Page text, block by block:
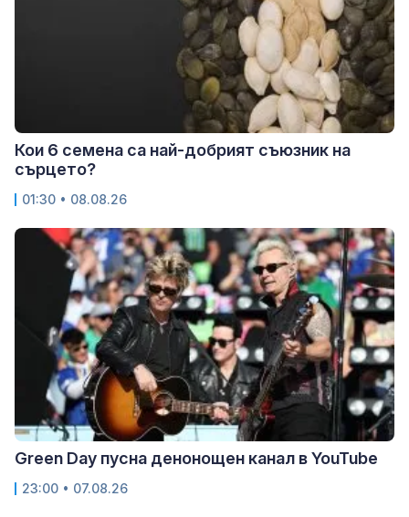
Кои 6 семена са най-добрият съюзник на
сърцето?
01:30 • 08.08.26
Green Day пусна денонощен канал в YouTube
23:00 • 07.08.26